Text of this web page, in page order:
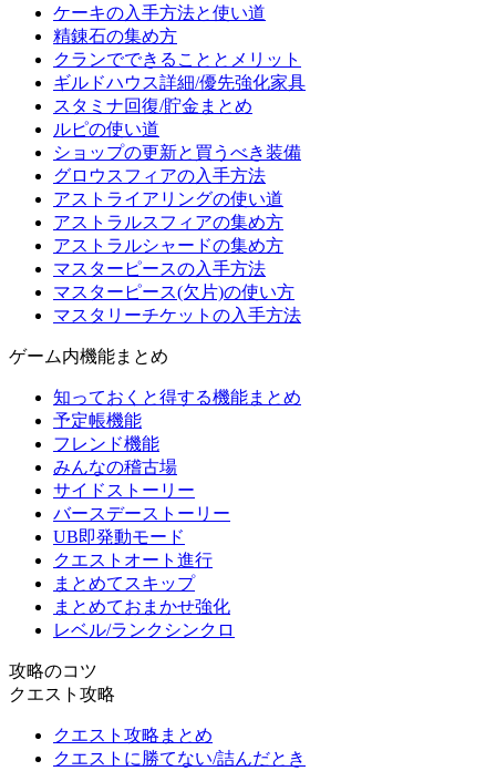
ケーキの入手方法と使い道
精錬石の集め方
クランでできることとメリット
ギルドハウス詳細/優先強化家具
スタミナ回復/貯金まとめ
ルピの使い道
ショップの更新と買うべき装備
グロウスフィアの入手方法
アストライアリングの使い道
アストラルスフィアの集め方
アストラルシャードの集め方
マスターピースの入手方法
マスターピース(欠片)の使い方
マスタリーチケットの入手方法
ゲーム内機能まとめ
知っておくと得する機能まとめ
予定帳機能
フレンド機能
みんなの稽古場
サイドストーリー
バースデーストーリー
UB即発動モード
クエストオート進行
まとめてスキップ
まとめておまかせ強化
レベル/ランクシンクロ
攻略のコツ
クエスト攻略
クエスト攻略まとめ
クエストに勝てない/詰んだとき